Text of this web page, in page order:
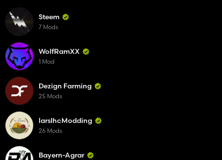
Steem
7 Mods
WolfRamXX
1 Mod
Dezign Farming
25 Mods
larsIhcModding
26 Mods
Bayern-Agrar